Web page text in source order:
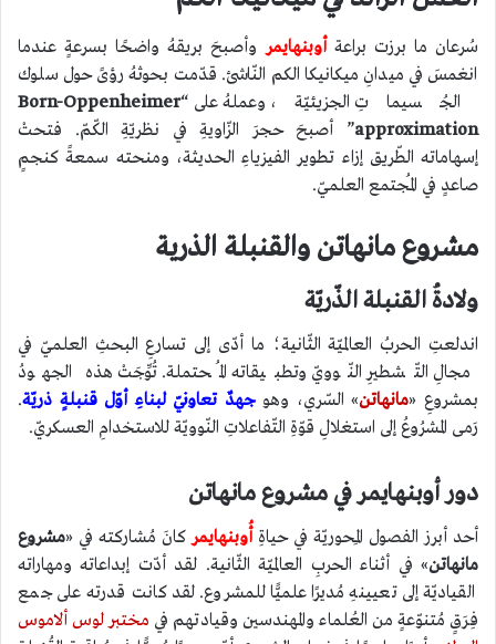
سُرعان ما برزت براعةأوبنهايمر وأصبحَ بريقهُ واضحًا بسرعةٍ عندما
انغمسَ في ميدانِ ميكانيكا الكم النّاشئ. قدّمت بحوثهُ رؤىً حول سلوك
الجُسيماتِ الجزيئيّة، وعملهُ على “Born-Oppenheimer
approximation” أصبحَ حجرَ الزّاويةِ في نظريّةِ الكّمّ. فتحتْ
إسهاماته الطّريق إزاء تطوير الفيزياءِ الحديثة، ومنحته سمعةً كنجمٍ
صاعدٍ في المُجتمع العلميّ.
مشروع مانهاتن والقنبلة الذرية
ولادةُ القنبلة الذّريّة
اندلعتِ الحربُ العالميّة الثّانية؛ ما أدّى إلى تسارعِ البحثِ العلميّ في
مجالِ التّشطيرِ النّوويّ وتطبيقاته المُحتملة. تُوِّجَتْ هذه الجهودُ
بمشروعِ «مانهاتن» السّري، وهوجهدٌ تعاونيّ لبناءِ أوّل قنبلةٍ ذريّة.
رَمى المشرُوعُ إلى استغلالِ قوّةِ التّفاعلاتِ النّوويّة للاستخدامِ العسكريّ.
دور أوبنهايمر في مشروع مانهاتن
أحد أبرز الفصول المِحوريّة في حياةِ أُوبنهايمر كانَ مُشاركته في «مشروع
مانهاتن» في أثناء الحربِ العالميّة الثّانية. لقد أدّت إبداعاته ومهاراته
القياديّة إلى تعيينهِ مُديرًا علميًّا للمشروع. لقد كانت قدرته على جمع
فِرَقٍ مُتنوّعةٍ من العُلماء والمهندسين وقيادتهم في مختبر لوس ألاموس